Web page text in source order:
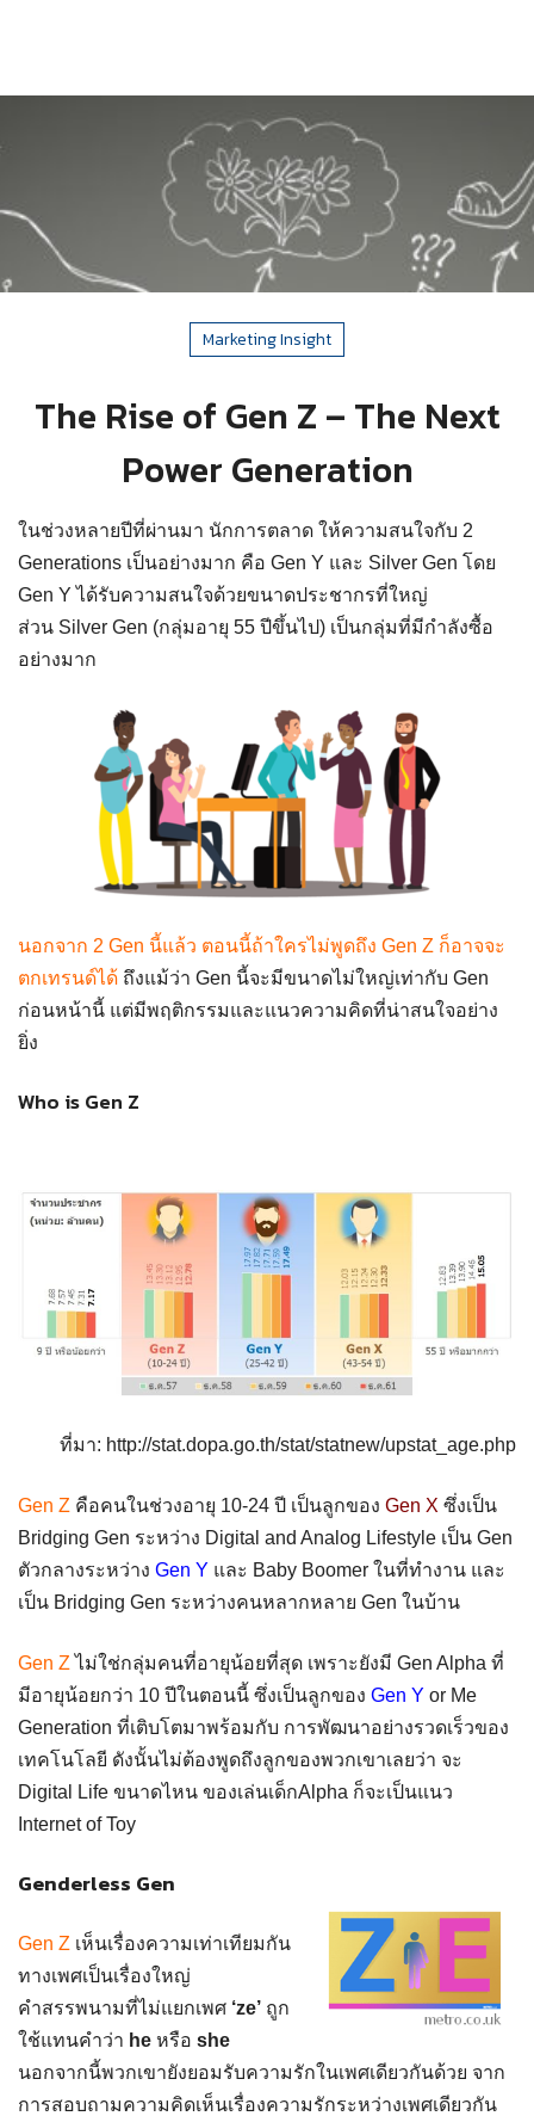
Marketing Insight
The Rise of Gen Z – The Next
Power Generation
ในช่วงหลายปีที่ผ่านมา นักการตลาด ให้ความสนใจกับ 2
Generations เป็นอย่างมาก คือ Gen Y และ Silver Gen โดย
Gen Y ได้รับความสนใจด้วยขนาดประชากรที่ใหญ่
ส่วน Silver Gen (กลุ่มอายุ 55 ปีขึ้นไป) เป็นกลุ่มที่มีกำลังซื้อ
อย่างมาก
นอกจาก 2 Gen นี้แล้ว ตอนนี้ถ้าใครไม่พูดถึง Gen Z ก็อาจจะ
ตกเทรนด์ได้ ถึงแม้ว่า Gen นี้จะมีขนาดไม่ใหญ่เท่ากับ Gen
ก่อนหน้านี้ แต่มีพฤติกรรมและแนวความคิดที่น่าสนใจอย่าง
ยิ่ง
Who is Gen Z
ที่มา: http://stat.dopa.go.th/stat/statnew/upstat_age.php
Gen Z คือคนในช่วงอายุ 10-24 ปี เป็นลูกของ Gen X ซึ่งเป็น
Bridging Gen ระหว่าง Digital and Analog Lifestyle เป็น Gen
ตัวกลางระหว่าง Gen Y และ Baby Boomer ในที่ทำงาน และ
เป็น Bridging Gen ระหว่างคนหลากหลาย Gen ในบ้าน
Gen Z ไม่ใช่กลุ่มคนที่อายุน้อยที่สุด เพราะยังมี Gen Alpha ที่
มีอายุน้อยกว่า 10 ปีในตอนนี้ ซึ่งเป็นลูกของ Gen Y or Me
Generation ที่เติบโตมาพร้อมกับ การพัฒนาอย่างรวดเร็วของ
เทคโนโลยี ดังนั้นไม่ต้องพูดถึงลูกของพวกเขาเลยว่า จะ
Digital Life ขนาดไหน ของเล่นเด็กAlpha ก็จะเป็นแนว
Internet of Toy
Genderless Gen
Gen Z เห็นเรื่องความเท่าเทียมกัน
ทางเพศเป็นเรื่องใหญ่
คำสรรพนามที่ไม่แยกเพศ ‘ze’ ถูก
ใช้แทนคำว่า he หรือ she
นอกจากนี้พวกเขายังยอมรับความรักในเพศเดียวกันด้วย จาก
การสอบถามความคิดเห็นเรื่องความรักระหว่างเพศเดียวกัน